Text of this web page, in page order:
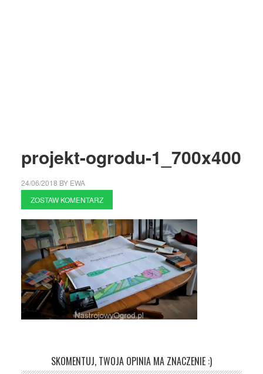
projekt-ogrodu-1_700x400
24/06/2018 BY EWA
ZOSTAW KOMENTARZ
SKOMENTUJ, TWOJA OPINIA MA ZNACZENIE :)